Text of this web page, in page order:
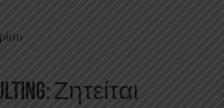
και ανεφοδιασμό αυτόματων
Ζητείται